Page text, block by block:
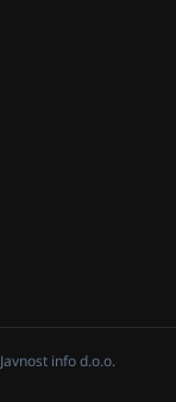
Javnost info d.o.o.